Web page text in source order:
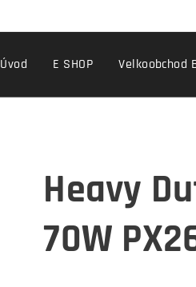
Úvod E SHOP Velkoobchod
Heavy
70W